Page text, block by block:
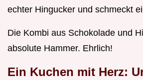
echter Hingucker und schmeckt
Die Kombi aus Schokolade und
absolute Hammer. Ehrlich!
Ein Kuchen mit Herz: